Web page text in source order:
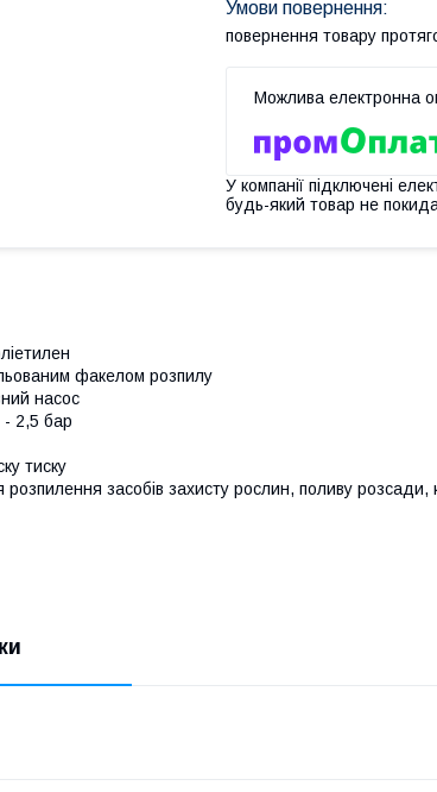
повернення товару
У компанії підключені
будь-який товар не
факелом розпилу
насос
- 2,5 бар
тиску
засобів захисту рослин, поливу розсади,